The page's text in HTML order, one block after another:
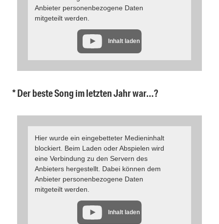
Anbieter personenbezogene Daten
mitgeteilt werden.
Inhalt laden
* Der beste Song im letzten Jahr war…?
Hier wurde ein eingebetteter Medieninhalt
blockiert. Beim Laden oder Abspielen wird
eine Verbindung zu den Servern des
Anbieters hergestellt. Dabei können dem
Anbieter personenbezogene Daten
mitgeteilt werden.
Inhalt laden